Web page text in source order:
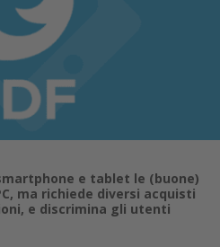
e tablet le (buone)
ma richiede diversi acquisti
e discrimina gli utenti